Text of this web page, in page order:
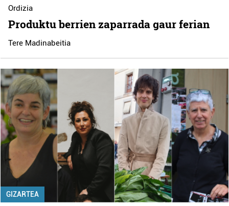
Ordizia
Produktu berrien zaparrada gaur ferian
Tere Madinabeitia
GIZARTEA